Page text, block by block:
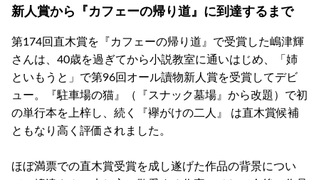
新人賞から『カフェーの帰り道』に到達するまで
第174回直木賞を『カフェーの帰り道』で受賞した嶋津輝
さんは、40歳を過ぎてから小説教室に通いはじめ、「姉
といもうと」で第96回オール讀物新人賞を受賞してデビ
ュー。『駐車場の猫』（『スナック墓場』から改題）で初
の単行本を上梓し、続く『襷がけの二人』 は直木賞候補
ともなり高く評価されました。
ほぼ満票での直木賞受賞を成し遂げた作品の背景につい